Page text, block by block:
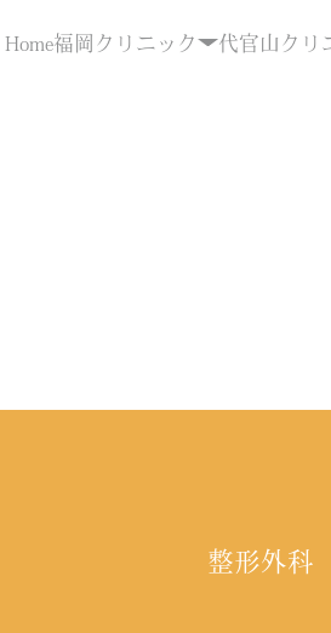
Home福岡クリニック 代官山クリ
整形外科